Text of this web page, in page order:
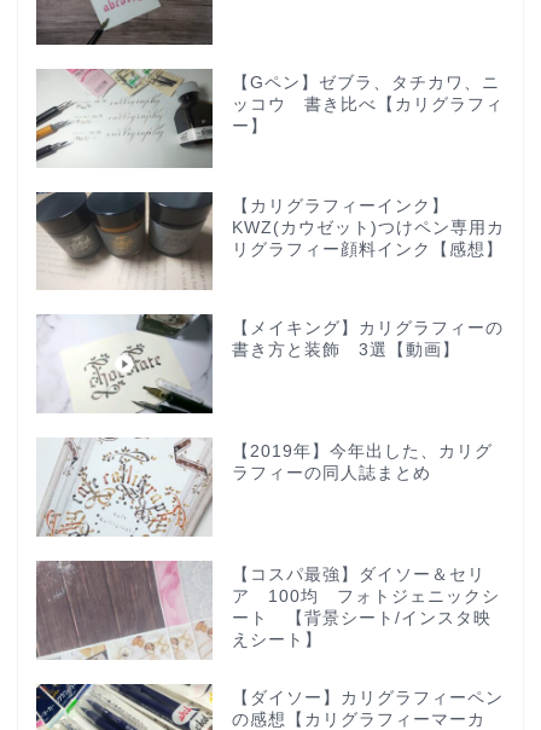
【Gペン】ゼブラ、タチカワ、ニ
ッコウ 書き比べ【カリグラフィ
ー】
【カリグラフィーインク】
KWZ(カウゼット)つけペン専用カ
リグラフィー顔料インク【感想】
【メイキング】カリグラフィーの
書き方と装飾 3選【動画】
【2019年】今年出した、カリグ
ラフィーの同人誌まとめ
【コスパ最強】ダイソー＆セリ
ア 100均 フォトジェニックシ
ート 【背景シート/インスタ映
えシート】
【ダイソー】カリグラフィーペン
の感想【カリグラフィーマーカ